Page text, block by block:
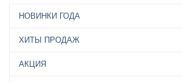
НОВИНКИ ГОДА
ХИТЫ ПРОДАЖ
АКЦИЯ